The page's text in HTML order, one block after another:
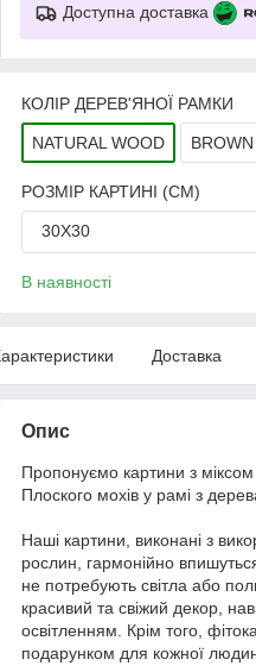
Доступна доставка
КОЛІР ДЕРЕВ'ЯНОЇ РАМКИ
NATURAL WOOD BROWN
РОЗМІР КАРТИНІ (СМ)
30Х30
В наявності
Доставка
Опис
Пропонуємо картини з міксом
Плоского мохів у рамі з
Наші картини, виконані з
рослин, гармонійно
не потребують світла або
красивий та свіжий декор,
освітленням. Крім того,
подарунком для кожної